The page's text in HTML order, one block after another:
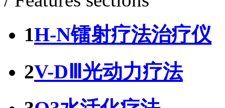
1H-N镭射疗法治疗仪
2V-DⅢ光动力疗法